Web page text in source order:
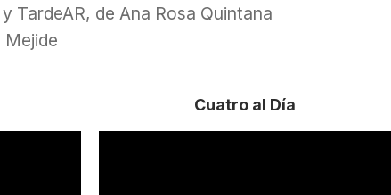
TardeAR, de Ana Rosa Quintana
Cuatro al Día